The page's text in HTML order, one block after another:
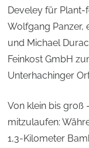
Develey für
Wolfgang Panzer,
und Michael
Feinkost GmbH
Unterhachinger
Von klein bis groß
mitzulaufen:
1,3-Kilometer